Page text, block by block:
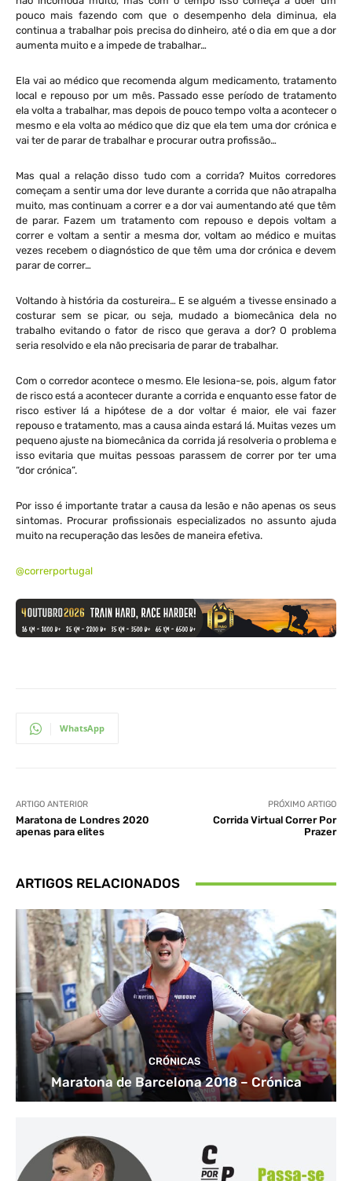
pouco mais fazendo com que o desempenho dela diminua, ela
continua a trabalhar pois precisa do dinheiro, até o dia em que a dor
aumenta muito e a impede de trabalhar…
Ela vai ao médico que recomenda algum medicamento, tratamento
local e repouso por um mês. Passado esse período de tratamento
ela volta a trabalhar, mas depois de pouco tempo volta a acontecer o
mesmo e ela volta ao médico que diz que ela tem uma dor crónica e
vai ter de parar de trabalhar e procurar outra profissão…
Mas qual a relação disso tudo com a corrida? Muitos corredores
começam a sentir uma dor leve durante a corrida que não atrapalha
muito, mas continuam a correr e a dor vai aumentando até que têm
de parar. Fazem um tratamento com repouso e depois voltam a
correr e voltam a sentir a mesma dor, voltam ao médico e muitas
vezes recebem o diagnóstico de que têm uma dor crónica e devem
parar de correr…
Voltando à história da costureira… E se alguém a tivesse ensinado a
costurar sem se picar, ou seja, mudado a biomecânica dela no
trabalho evitando o fator de risco que gerava a dor? O problema
seria resolvido e ela não precisaria de parar de trabalhar.
Com o corredor acontece o mesmo. Ele lesiona-se, pois, algum fator
de risco está a acontecer durante a corrida e enquanto esse fator de
risco estiver lá a hipótese de a dor voltar é maior, ele vai fazer
repouso e tratamento, mas a causa ainda estará lá. Muitas vezes um
pequeno ajuste na biomecânica da corrida já resolveria o problema e
isso evitaria que muitas pessoas parassem de correr por ter uma
“dor crónica”.
Por isso é importante tratar a causa da lesão e não apenas os seus
sintomas. Procurar profissionais especializados no assunto ajuda
muito na recuperação das lesões de maneira efetiva.
@correrportugal
WhatsApp
ARTIGO ANTERIOR
Maratona de Londres 2020
apenas para elites
PRÓXIMO ARTIGO
Corrida Virtual Correr Por
Prazer
ARTIGOS RELACIONADOS
CRÓNICAS
Maratona de Barcelona 2018 – Crónica